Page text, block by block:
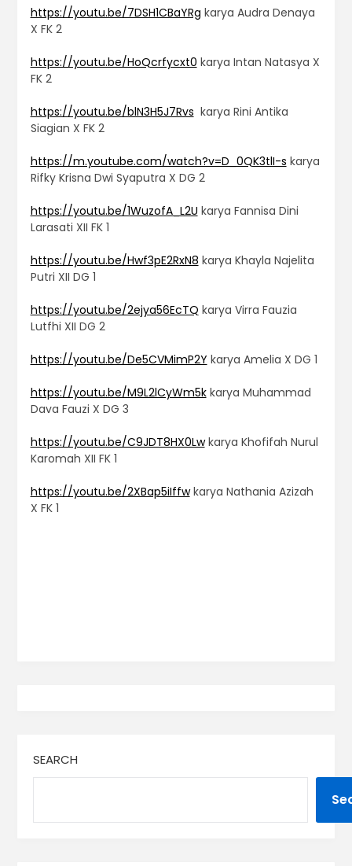
https://youtu.be/7DSH1CBaYRg karya Audra Denaya
X FK 2
https://youtu.be/HoQcrfycxt0 karya Intan Natasya X
FK 2
https://youtu.be/blN3H5J7Rvs karya Rini Antika
Siagian X FK 2
https://m.youtube.com/watch?v=D_0QK3tlI-s karya
Rifky Krisna Dwi Syaputra X DG 2
https://youtu.be/1WuzofA_L2U karya Fannisa Dini
Larasati XII FK 1
https://youtu.be/Hwf3pE2RxN8 karya Khayla Najelita
Putri XII DG 1
https://youtu.be/2ejya56EcTQ karya Virra Fauzia
Lutfhi XII DG 2
https://youtu.be/De5CVMimP2Y karya Amelia X DG 1
https://youtu.be/M9L2lCyWm5kkarya Muhammad
Dava Fauzi X DG 3
https://youtu.be/C9JDT8HX0Lwkarya Khofifah Nurul
Karomah XII FK 1
https://youtu.be/2XBap5iIffwkarya Nathania Azizah
X FK 1
SEARCH